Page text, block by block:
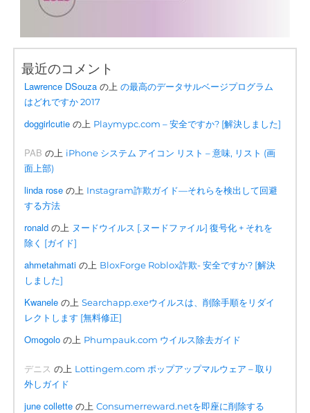
最近のコメント
Lawrence DSouza の上の最高のデータサルベージプログラム
はどれですか 2017
doggirlcutie の上 Playmypc.com – 安全ですか? [解決しました]
PAB の上 iPhone システム アイコン リスト – 意味, リスト (画
面上部)
linda rose の上 Instagram詐欺ガイド—それらを検出して回避
する方法
ronald の上 ヌードウイルス [.ヌードファイル] 復号化 + それを
除く [ガイド]
ahmetahmati の上 BloxForge Roblox詐欺- 安全ですか? [解決
しました]
Kwanele の上Searchapp.exeウイルスは、削除手順をリダイ
レクトします [無料修正]
Omogolo の上 Phumpauk.com ウイルス除去ガイド
デニス の上 Lottingem.com ポップアップマルウェア – 取り
外しガイド
june collette の上Consumerreward.netを即座に削除する